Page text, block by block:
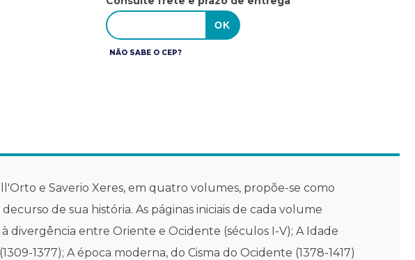
NÃO SABE O CEP?
e Saverio Xeres, em quatro volumes, propõe-se como
de sua história. As páginas iniciais de cada volume
divergência entre Oriente e Ocidente (séculos I-V); A Idade
1377); A época moderna, do Cisma do Ocidente (1378-1417)